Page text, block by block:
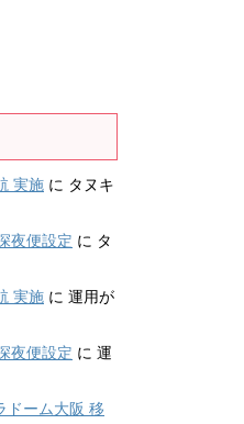
実施 に タヌキ
夜便設定 に タ
実施 に 運用が
夜便設定 に 運
ドーム大阪 移